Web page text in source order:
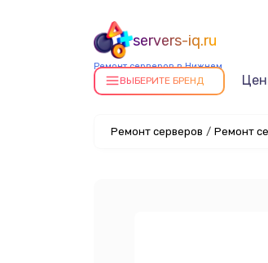
servers-iq.ru
Ремонт серверов в Нижнем
НовгородеВЫБЕРИТЕ БРЕНД
Ремонт серверов / Ремонт